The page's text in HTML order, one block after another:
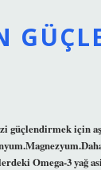
güçlendirmek için
Omega-3 yağ